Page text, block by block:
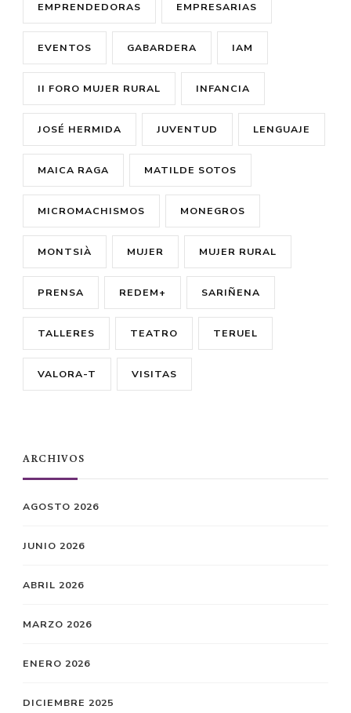
EMPRENDEDORAS EMPRESARIAS
EVENTOS GABARDERA IAM
II FORO MUJER RURAL INFANCIA
JOSÉ HERMIDA JUVENTUD LENGUAJE
MAICA RAGA MATILDE SOTOS
MICROMACHISMOS MONEGROS
MONTSIÀ MUJER MUJER RURAL
PRENSA REDEM+ SARIÑENA
TALLERES TEATRO TERUEL
VALORA-T VISITAS
ARCHIVOS
AGOSTO 2026
JUNIO 2026
ABRIL 2026
MARZO 2026
ENERO 2026
DICIEMBRE 2025